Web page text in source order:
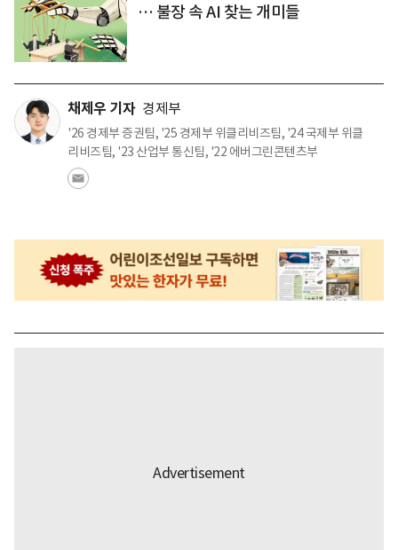
… 불장 속 AI 찾는 개미들
채제우 기자 경제부
'26 경제부 증권팀, '25 경제부 위클리비즈팀, '24 국제부 위클
리비즈팀, '23 산업부 통신팀, '22 에버그린콘텐츠부